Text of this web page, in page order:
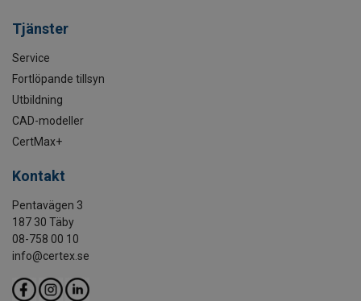
Tjänster
Service
Fortlöpande tillsyn
Utbildning
CAD-modeller
CertMax+
Kontakt
Pentavägen 3
187 30 Täby
08-758 00 10
info@certex.se